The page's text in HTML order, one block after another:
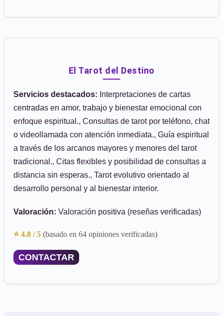
El Tarot del Destino
Servicios destacados: Interpretaciones de cartas
centradas en amor, trabajo y bienestar emocional con
enfoque espiritual., Consultas de tarot por teléfono, chat
o videollamada con atención inmediata., Guía espiritual
a través de los arcanos mayores y menores del tarot
tradicional., Citas flexibles y posibilidad de consultas a
distancia sin esperas., Tarot evolutivo orientado al
desarrollo personal y al bienestar interior.
Valoración: Valoración positiva (reseñas verificadas)
⭐ 4.8 / 5 (basado en 64 opiniones verificadas)
CONTACTAR